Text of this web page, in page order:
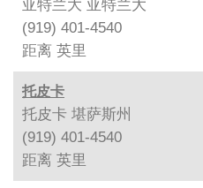
亚特兰大 亚特兰大
(919) 401-4540
距离 英里
托皮卡
托皮卡 堪萨斯州
(919) 401-4540
距离 英里